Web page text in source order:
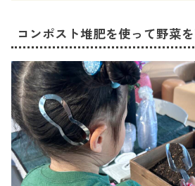
コンポスト堆肥を使って野菜